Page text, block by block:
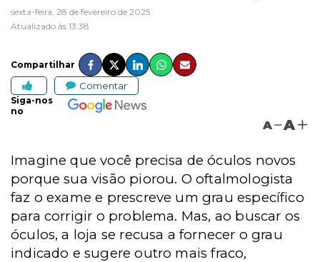
sexta-feira, 28 de fevereiro de 2025
Atualizado às 13:38
Compartilhar
Comentar
Siga-nos
no
A A
Imagine que você precisa de óculos novos
porque sua visão piorou. O oftalmologista
faz o exame e prescreve um grau específico
para corrigir o problema. Mas, ao buscar os
óculos, a loja se recusa a fornecer o grau
indicado e sugere outro mais fraco,